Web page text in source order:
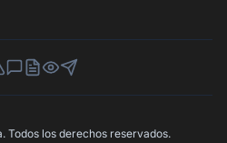
de Denuncias
Buzón de Sugerencias
Perfil Contratante
Ley de Transparencia
Contacta con nosotros
Todos los derechos reservados.